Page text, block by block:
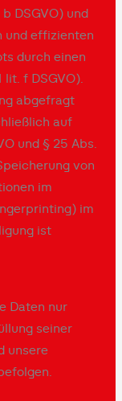
DSGVO) und
und effizienten
durch einen
lit. f DSGVO).
abgefragt
auf
und § 25 Abs.
von
im
im
ist
Daten nur
seiner
unsere